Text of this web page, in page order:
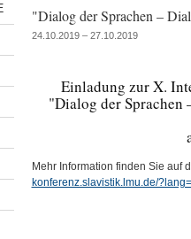
"Dialog der Sprachen –
24.10.2019 – 27.10.2019
Einladung zur X.
"Dialog der
Mehr Information finden Sie auf
konferenz.slavistik.lmu.de/